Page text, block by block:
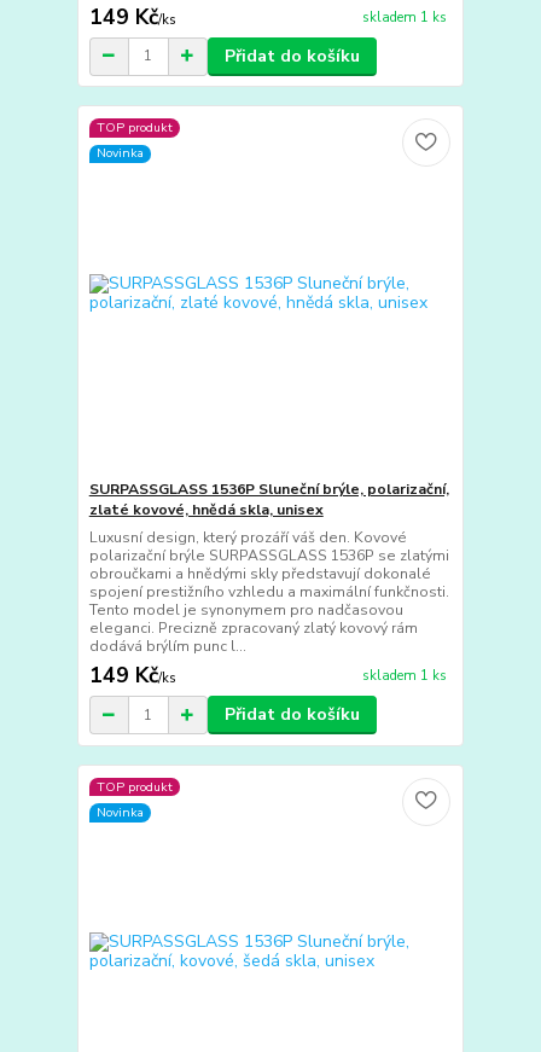
149 Kč/ks skladem 1 ks
Přidat do košíku
TOP produkt
Novinka
SURPASSGLASS 1536P Sluneční brýle, polarizační,
zlaté kovové, hnědá skla, unisex
Luxusní design, který prozáří váš den. Kovové
polarizační brýle SURPASSGLASS 1536P se zlatými
obroučkami a hnědými skly představují dokonalé
spojení prestižního vzhledu a maximální funkčnosti.
Tento model je synonymem pro nadčasovou
eleganci. Precizně zpracovaný zlatý kovový rám
dodává brýlím punc l...
149 Kč/ks skladem 1 ks
Přidat do košíku
TOP produkt
Novinka